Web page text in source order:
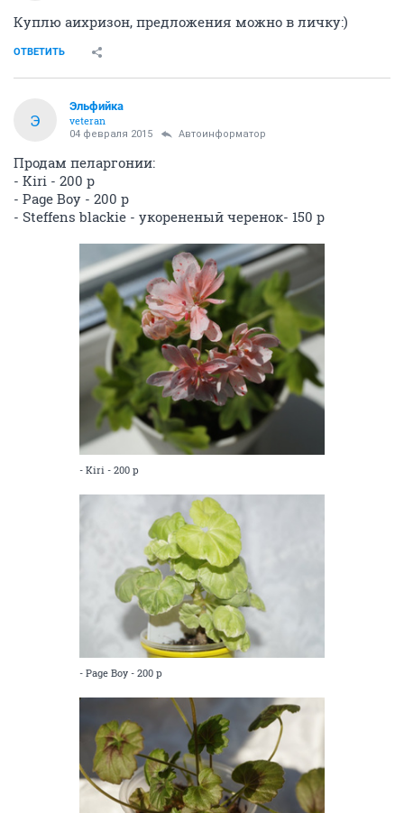
Куплю аихризон, предложения можно в личку:)
ОТВЕТИТЬ
Э
Эльфийка
veteran
04 февраля 2015 Автоинформатор
Продам пеларгонии:
- Kiri - 200 р
- Page Boy - 200 р
- Steffens blackie - укорененый черенок- 150 р
- Kiri - 200 р
- Page Boy - 200 р